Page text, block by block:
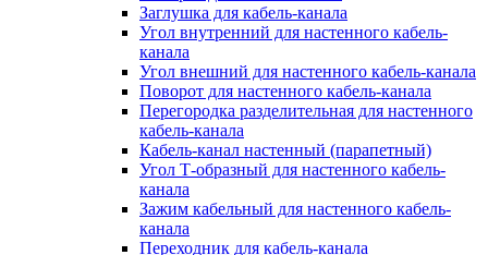
Заглушка для кабель-канала
Угол внутренний для настенного кабель-
канала
Угол внешний для настенного кабель-канала
Поворот для настенного кабель-канала
Перегородка разделительная для настенного
кабель-канала
Кабель-канал настенный (парапетный)
Угол Т-образный для настенного кабель-
канала
Зажим кабельный для настенного кабель-
канала
Переходник для кабель-канала